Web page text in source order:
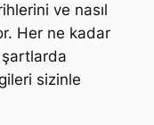
ve nasıl
Her ne kadar
sizinle